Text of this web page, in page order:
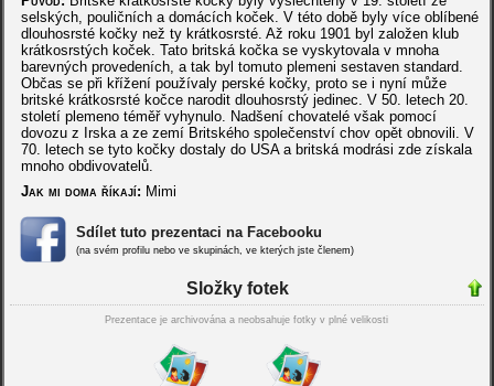
selských, pouličních a domácích koček. V této době byly více oblíbené
dlouhosrsté kočky než ty krátkosrsté. Až roku 1901 byl založen klub
krátkosrstých koček. Tato britská kočka se vyskytovala v mnoha
barevných provedeních, a tak byl tomuto plemeni sestaven standard.
Občas se při křížení používaly perské kočky, proto se i nyní může
britské krátkosrsté kočce narodit dlouhosrstý jedinec. V 50. letech 20.
století plemeno téměř vyhynulo. Nadšení chovatelé však pomocí
dovozu z Irska a ze zemí Britského společenství chov opět obnovili. V
70. letech se tyto kočky dostaly do USA a britská modrási zde získala
mnoho obdivovatelů.
Jak mi doma říkají: Mimi
Sdílet tuto prezentaci na Facebooku
(na svém profilu nebo ve skupinách, ve kterých jste členem)
Složky fotek
Prezentace je archivována a neobsahuje fotky v plné velikosti